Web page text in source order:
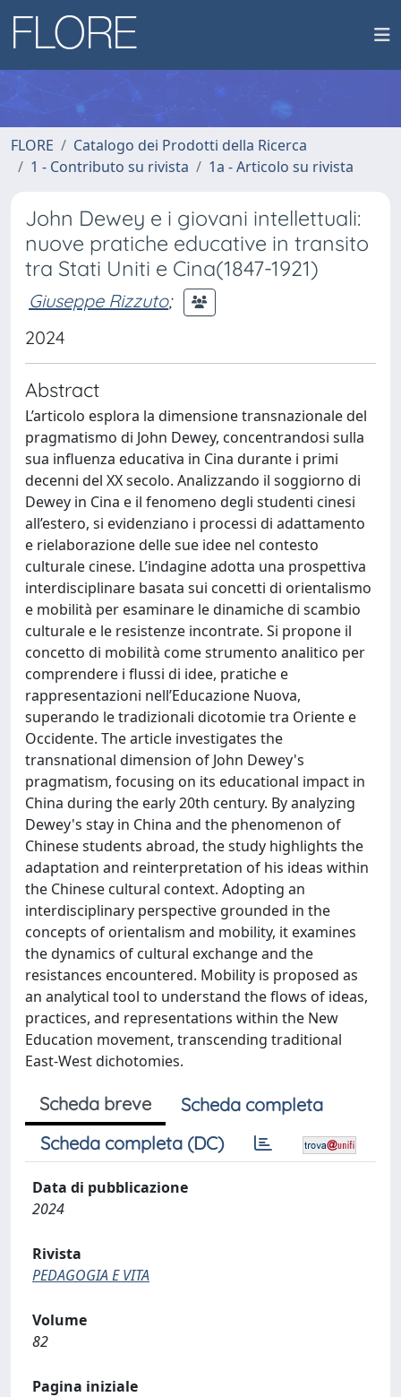
FLORE
Catalogo dei Prodotti della Ricerca
1 - Contributo su rivista
1a - Articolo su rivista
John Dewey e i giovani intellettuali:
nuove pratiche educative in transito
tra Stati Uniti e Cina(1847-1921)
Giuseppe Rizzuto;
2024
Abstract
L’articolo esplora la dimensione transnazionale del
pragmatismo di John Dewey, concentrandosi sulla
sua influenza educativa in Cina durante i primi
decenni del XX secolo. Analizzando il soggiorno di
Dewey in Cina e il fenomeno degli studenti cinesi
all’estero, si evidenziano i processi di adattamento
e rielaborazione delle sue idee nel contesto
culturale cinese. L’indagine adotta una prospettiva
interdisciplinare basata sui concetti di orientalismo
e mobilità per esaminare le dinamiche di scambio
culturale e le resistenze incontrate. Si propone il
concetto di mobilità come strumento analitico per
comprendere i flussi di idee, pratiche e
rappresentazioni nell’Educazione Nuova,
superando le tradizionali dicotomie tra Oriente e
Occidente. The article investigates the
transnational dimension of John Dewey's
pragmatism, focusing on its educational impact in
China during the early 20th century. By analyzing
Dewey's stay in China and the phenomenon of
Chinese students abroad, the study highlights the
adaptation and reinterpretation of his ideas within
the Chinese cultural context. Adopting an
interdisciplinary perspective grounded in the
concepts of orientalism and mobility, it examines
the dynamics of cultural exchange and the
resistances encountered. Mobility is proposed as
an analytical tool to understand the flows of ideas,
practices, and representations within the New
Education movement, transcending traditional
East-West dichotomies.
Scheda breve
Scheda completa
Scheda completa (DC)
Data di pubblicazione
2024
Rivista
PEDAGOGIA E VITA
Volume
82
Pagina iniziale